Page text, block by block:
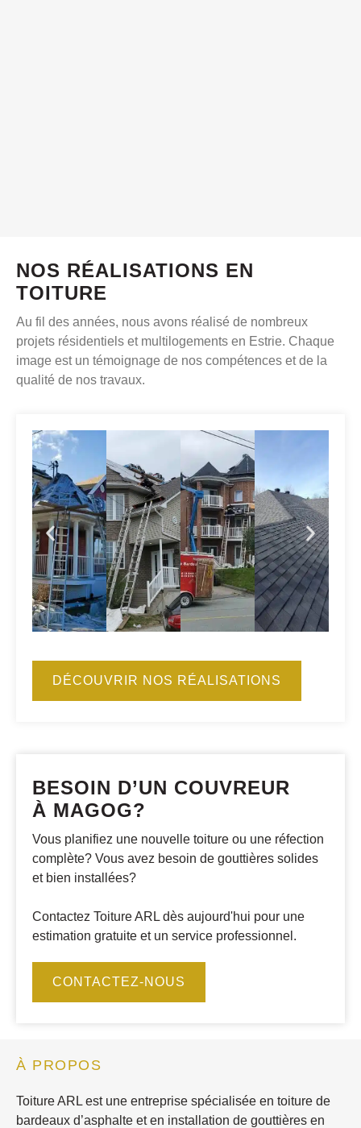
NOS RÉALISATIONS EN
TOITURE
Au fil des années, nous avons réalisé de nombreux
projets résidentiels et multilogements en Estrie. Chaque
image est un témoignage de nos compétences et de la
qualité de nos travaux.
DÉCOUVRIR NOS RÉALISATIONS
BESOIN D’UN COUVREUR
À MAGOG?
Vous planifiez une nouvelle toiture ou une réfection
complète? Vous avez besoin de gouttières solides
et bien installées?
Contactez Toiture ARL dès aujourd'hui pour une
estimation gratuite et un service professionnel.
CONTACTEZ-NOUS
À PROPOS
Toiture ARL est une entreprise spécialisée en toiture de
bardeaux d’asphalte et en installation de gouttières en